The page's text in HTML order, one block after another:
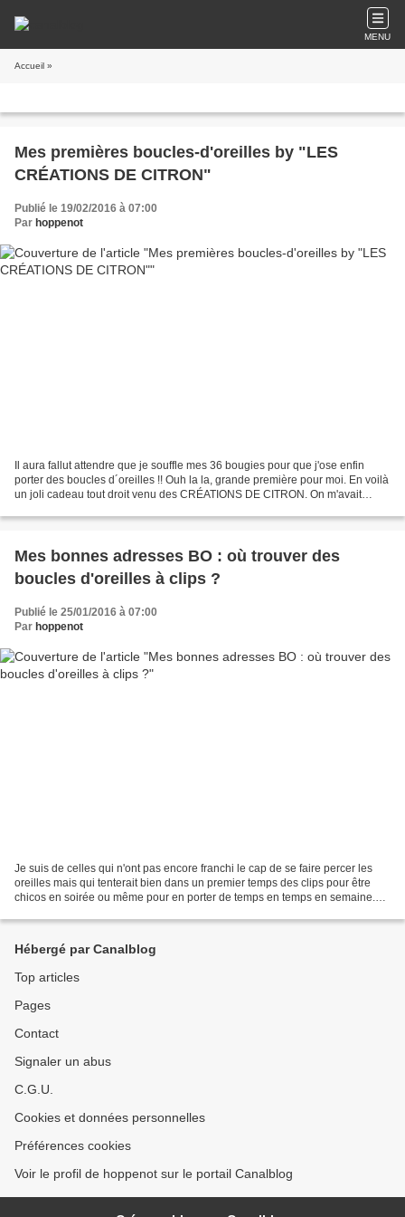
MENU
Accueil »
Mes premières boucles-d'oreilles by "LES
CRÉATIONS DE CITRON"
Publié le 19/02/2016 à 07:00
Par hoppenot
Il aura fallut attendre que je souffle mes 36 bougies pour que j'ose enfin
porter des boucles d´oreilles !! Ouh la la, grande première pour moi. En voilà
un joli cadeau tout droit venu des CRÉATIONS DE CITRON. On m'avait
Mes bonnes adresses BO : où trouver des
boucles d'oreilles à clips ?
Publié le 25/01/2016 à 07:00
Par hoppenot
Je suis de celles qui n'ont pas encore franchi le cap de se faire percer les
oreilles mais qui tenterait bien dans un premier temps des clips pour être
chicos en soirée ou même pour en porter de temps en temps en semaine.
Hébergé par Canalblog
Top articles
Pages
Contact
Signaler un abus
C.G.U.
Cookies et données personnelles
Préférences cookies
Voir le profil de hoppenot sur le portail Canalblog